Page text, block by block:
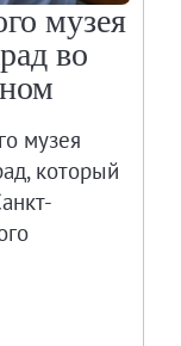
музея
во
музея
который